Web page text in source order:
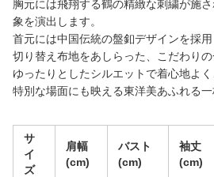
胸元には飛翔する鶴の精緻な刺繍が施
象を演出します。
首元には中国伝統の盤釦デザインを採
切り替え布地をあしらった、こだわりの
ゆったりとしたシルエットで着心地よく
特別な場面にも映える東洋美あふれる一
サ
イ
ズ
肩幅
(cm)
バスト
(cm)
袖丈
(cm)